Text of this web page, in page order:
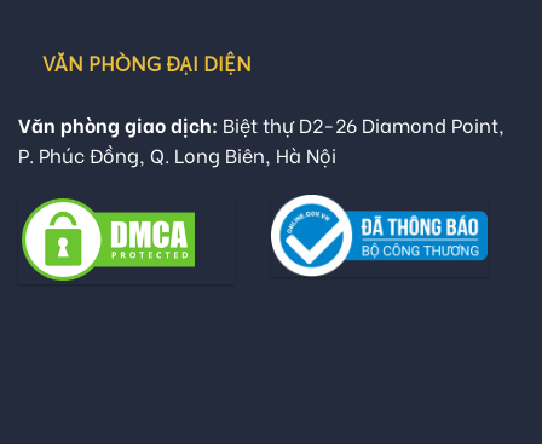
VĂN PHÒNG ĐẠI DIỆN
Văn phòng giao dịch: Biệt thự D2-26 Diamond Point,
P. Phúc Đồng, Q. Long Biên, Hà Nội